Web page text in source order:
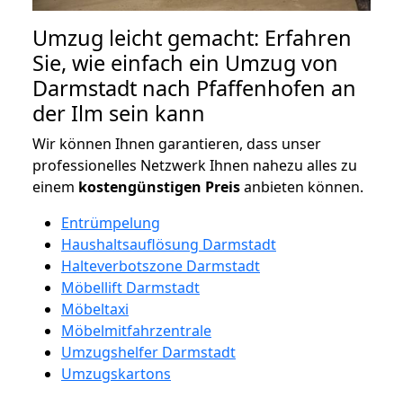
Umzug leicht gemacht: Erfahren
Sie, wie einfach ein Umzug von
Darmstadt nach Pfaffenhofen an
der Ilm sein kann
Wir können Ihnen garantieren, dass unser
professionelles Netzwerk Ihnen nahezu alles zu
einem kostengünstigen Preisanbieten können.
Entrümpelung
Haushaltsauflösung Darmstadt
Halteverbotszone Darmstadt
Möbellift Darmstadt
Möbeltaxi
Möbelmitfahrzentrale
Umzugshelfer Darmstadt
Umzugskartons